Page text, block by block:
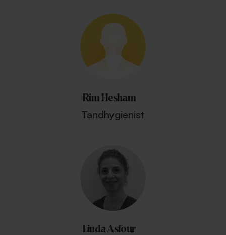
Rim Hesham
Tandhygienist
Linda Asfour